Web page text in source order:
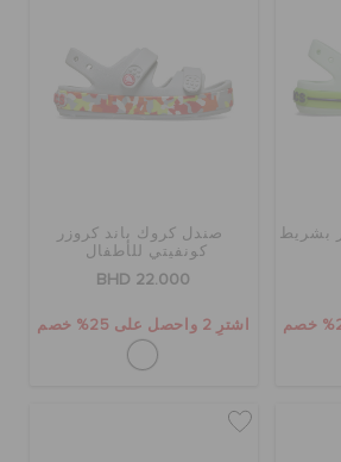
بشريط
صندل كروك باند كروزر
كونفيتي للأطفال
BHD 22.000
اشترِ 2 واحصل على 25% خصم